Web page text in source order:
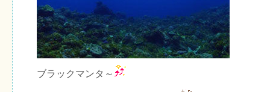
ブラックマンタ～